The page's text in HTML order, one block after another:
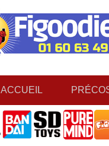
ACCUEIL